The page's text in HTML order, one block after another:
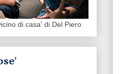
di casa' di Del Piero